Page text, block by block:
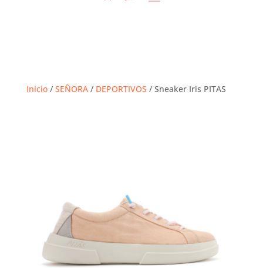
Inicio/ SEÑORA/ DEPORTIVOS / Sneaker Iris PITAS